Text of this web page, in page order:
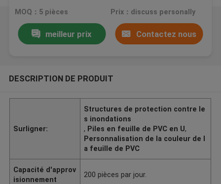
MOQ：5 pièces Prix：discuss personally
meilleur prix Contactez nous
DESCRIPTION DE PRODUIT
Surligner:
Structures de protection contre le
s inondations
, Piles en feuille de PVC en U,
Personnalisation de la couleur de l
a feuille de PVC
Capacité d'approv
isionnement
200 pièces par jour.